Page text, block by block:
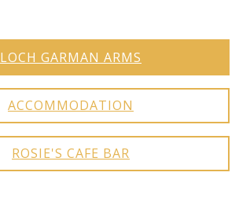
LOCH GARMAN ARMS
ACCOMMODATION
ROSIE'S CAFE BAR